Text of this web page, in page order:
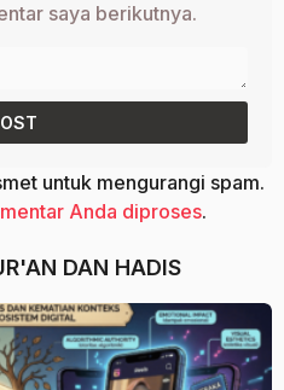
saya berikutnya.
untuk mengurangi spam.
Anda diproses.
DAN HADIS